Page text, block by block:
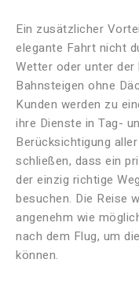
Ein zusätzlicher
elegante Fahrt nicht
Wetter oder unter
Bahnsteigen ohne
Kunden werden zu
ihre Dienste in Tag-
Berücksichtigung
schließen, dass ein
der einzig richtige
besuchen. Die Reise
angenehm wie
nach dem Flug, um
können.